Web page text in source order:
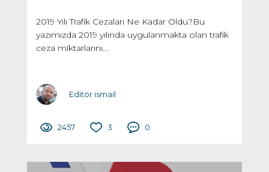
2019 Yılı Trafik Cezaları Ne Kadar Oldu?Bu
yazımızda 2019 yılında uygulanmakta olan trafik
ceza miktarlarını...
Editör ismail
2457 3 0